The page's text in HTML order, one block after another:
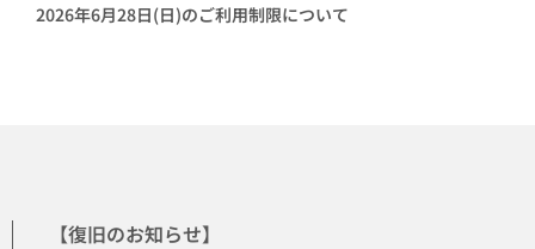
2026年6月28日(日)のご利用制限について
【復旧のお知らせ】